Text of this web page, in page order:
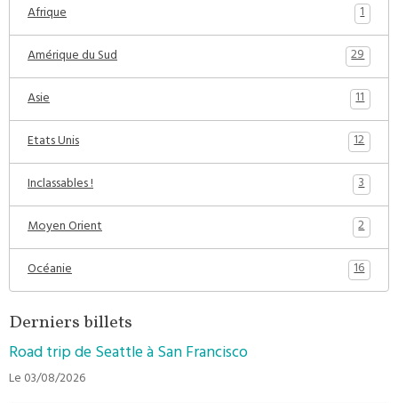
Afrique
1
Amérique du Sud
29
Asie
11
Etats Unis
12
Inclassables !
3
Moyen Orient
2
Océanie
16
Derniers billets
Road trip de Seattle à San Francisco
Le 03/08/2026